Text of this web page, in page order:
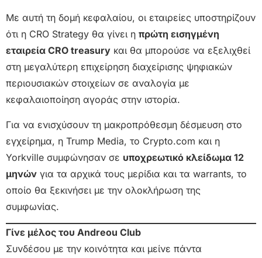
Με αυτή τη δομή κεφαλαίου, οι εταιρείες υποστηρίζουν
ότι η CRO Strategy θα γίνει η πρώτη εισηγμένη
εταιρεία CRO treasury και θα μπορούσε να εξελιχθεί
στη μεγαλύτερη επιχείρηση διαχείρισης ψηφιακών
περιουσιακών στοιχείων σε αναλογία με
κεφαλαιοποίηση αγοράς στην ιστορία.
Για να ενισχύσουν τη μακροπρόθεσμη δέσμευση στο
εγχείρημα, η Trump Media, το Crypto.com και η
Yorkville συμφώνησαν σε υποχρεωτικό κλείδωμα 12
μηνών για τα αρχικά τους μερίδια και τα warrants, το
οποίο θα ξεκινήσει με την ολοκλήρωση της
συμφωνίας.
Γίνε μέλος του Andreou Club
Συνδέσου με την κοινότητα και μείνε πάντα